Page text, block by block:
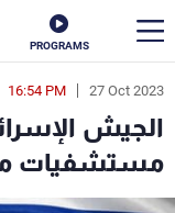
PROGRAMS
27 Oct 2023
16:54 PM
الجيش
مستشفيات
en
الأخبار
سياسة